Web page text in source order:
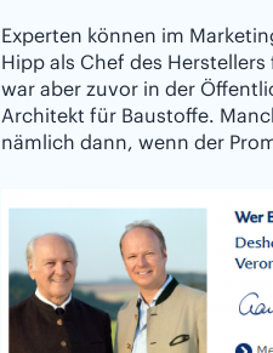
Experten können im
Hipp als Chef des
war aber zuvor in der
Architekt für Baustoffe.
nämlich dann, wenn der